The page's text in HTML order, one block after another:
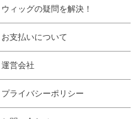
ウィッグの疑問を解決！
お支払いについて
運営会社
プライバシーポリシー